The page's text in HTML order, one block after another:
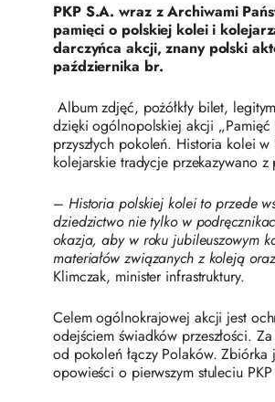
PKP S.A. wraz z Archiwami
pamięci o polskiej kolei i
darczyńca akcji, znany polski
października br.
Album zdjęć, pożółkły bilet,
dzięki ogólnopolskiej akcji
przyszłych pokoleń. Historia kolei
kolejarskie tradycje przekazywano
– Historia polskiej kolei to przede
dziedzictwo nie tylko w
okazja, aby w roku jubileuszowym
materiałów związanych z koleją
Klimczak, minister infrastruktury.
Celem ogólnokrajowej akcji jest
odejściem świadków przeszłości.
od pokoleń łączy Polaków. Zbiórka
opowieści o pierwszym stuleciu